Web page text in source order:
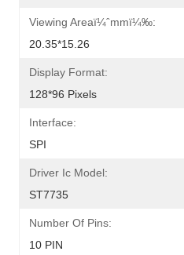
Viewing Areaï¼ˆmmï¼‰:
20.35*15.26
Display Format:
128*96 Pixels
Interface:
SPI
Driver Ic Model:
ST7735
Number Of Pins:
10 PIN